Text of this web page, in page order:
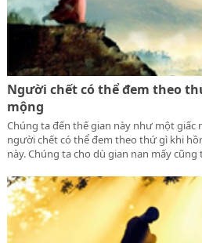
Người chết có thể đem theo
mộng
Chúng ta đến thế gian này như một giấc
người chết có thể đem theo thứ gì khi
này. Chúng ta cho dù gian nan mấy
tay nghĩ được gì.